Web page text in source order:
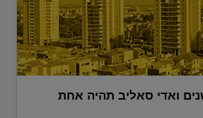
ואדי סאליב תהיה אחת